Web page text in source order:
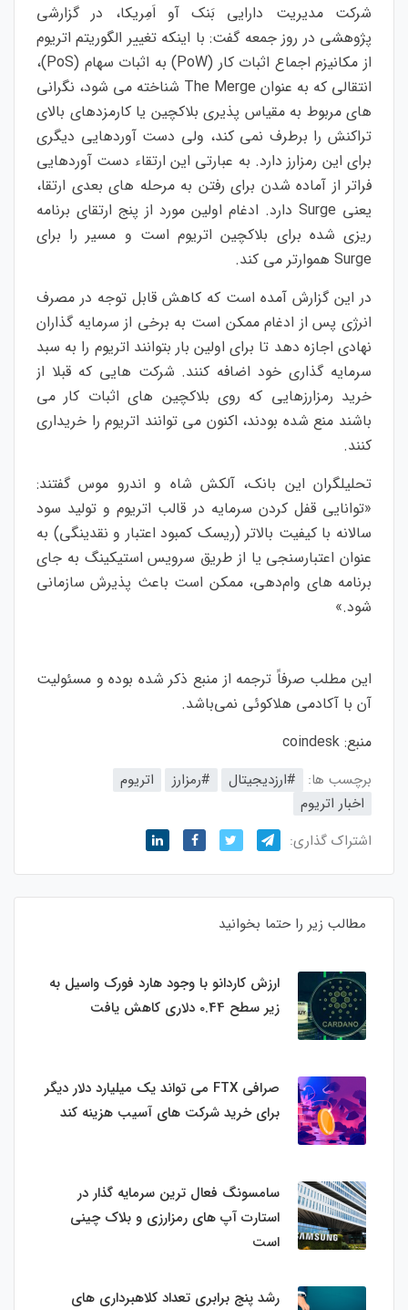
شرکت مدیریت دارایی بَنک آو اَمِریکا، در گزارشی
پژوهشی در روز جمعه گفت: با اینکه تغییر الگوریتم اتریوم
از مکانیزم اجماع اثبات کار (PoW) به اثبات سهام (PoS)،
انتقالی که به عنوان The Merge شناخته می‌ شود، نگرانی‌
های مربوط به مقیاس‌ پذیری بلاکچین یا کارمزدهای بالای
تراکنش را برطرف نمی‌ کند، ولی دست آوردهایی دیگری
برای این رمزارز دارد. به عبارتی این ارتقاء دست آوردهایی
فراتر از آماده شدن برای رفتن به مرحله های بعدی ارتقا،
یعنی Surge دارد. ادغام اولین مورد از پنج ارتقای برنامه
ریزی شده برای بلاکچین اتریوم است و مسیر را برای
Surge هموارتر می کند.
در این گزارش آمده است که کاهش قابل توجه در مصرف
انرژی پس از ادغام ممکن است به برخی از سرمایه گذاران
نهادی اجازه دهد تا برای اولین بار بتوانند اتریوم را به سبد
سرمایه گذاری خود اضافه کنند. شرکت هایی که قبلا از
خرید رمزارزهایی که روی بلاکچین های اثبات کار می
باشند منع شده بودند، اکنون می توانند اتریوم را خریداری
کنند.
تحلیلگران این بانک، آلکش شاه و اندرو موس گفتند:
«توانایی قفل کردن سرمایه در قالب اتریوم و تولید سود
سالانه با کیفیت بالاتر (ریسک کمبود اعتبار و نقدینگی) به
عنوان اعتبارسنجی یا از طریق سرویس استیکینگ به جای
برنامه‌ های وام‌دهی، ممکن است باعث پذیرش سازمانی
شود.»
این مطلب صرفاً ترجمه از منبع ذکر شده بوده و مسئولیت
آن با آکادمی هلاکوئی نمی‌باشد.
منبع: coindesk
برچسب ها: #ارزدیجیتال #رمزارز
اتریوم
اخبار اتریوم
اشتراک گذاری:
مطالب زیر را حتما بخوانید
ارزش کاردانو با وجود هارد فورک واسیل به
زیر سطح 0.44 دلاری کاهش یافت
صرافی FTX می تواند یک میلیارد دلار دیگر
برای خرید شرکت های آسیب هزینه کند
سامسونگ فعال‌ ترین سرمایه‌ گذار در
استارت‌ آپ‌ های رمزارزی و بلاک چینی
است
رشد پنج برابری تعداد کلاهبرداری های